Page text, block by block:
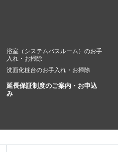
浴室（システムバスルーム）のお手
入れ・お掃除
洗面化粧台のお手入れ・お掃除
延長保証制度のご案内・お申込
み